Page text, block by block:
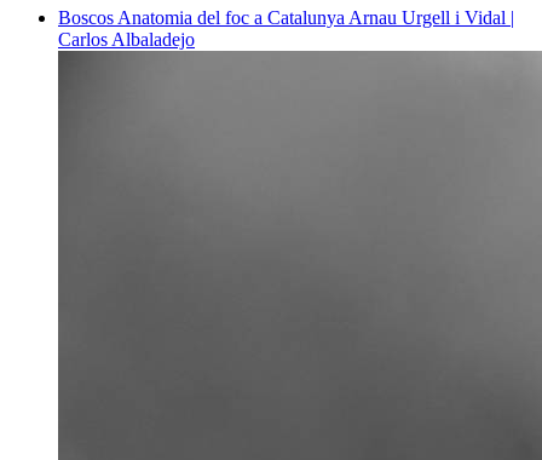
Boscos Anatomia del foc a Catalunya Arnau Urgell i Vidal |
Carlos Albaladejo